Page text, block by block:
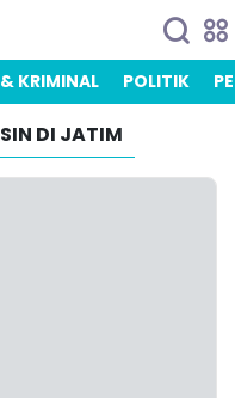
KRIMINAL POLITIK
DI JATIM